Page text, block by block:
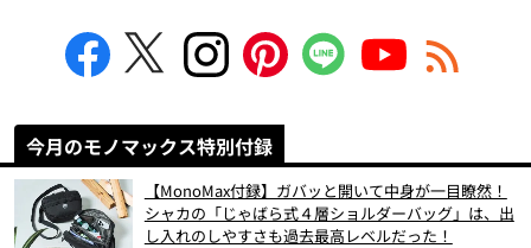
今月のモノマックス特別付録
【MonoMax付録】ガバッと開いて中身が一目瞭然！
シャカの「じゃばら式４層ショルダーバッグ」は、出
し入れのしやすさも過去最高レベルだった！